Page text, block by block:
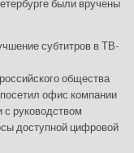
были вручены
субтитров в ТВ-
общества
офис компании
руководством
доступной цифровой